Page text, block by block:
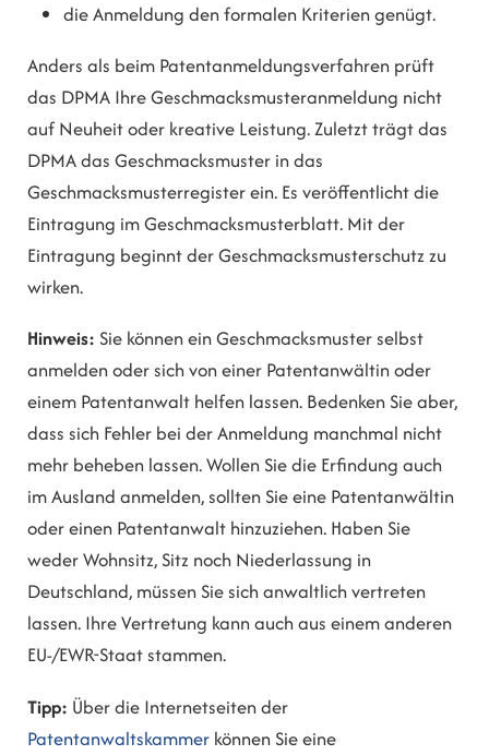
die Anmeldung den formalen Kriterien genügt.
Anders als beim Patentanmeldungsverfahren prüft
das DPMA Ihre Geschmacksmusteranmeldung nicht
auf Neuheit oder kreative Leistung. Zuletzt trägt das
DPMA das Geschmacksmuster in das
Geschmacksmusterregister ein. Es veröffentlicht die
Eintragung im Geschmacksmusterblatt. Mit der
Eintragung beginnt der Geschmacksmusterschutz zu
wirken.
Hinweis: Sie können ein Geschmacksmuster selbst
anmelden oder sich von einer Patentanwältin oder
einem Patentanwalt helfen lassen. Bedenken Sie aber,
dass sich Fehler bei der Anmeldung manchmal nicht
mehr beheben lassen. Wollen Sie die Erfindung auch
im Ausland anmelden, sollten Sie eine Patentanwältin
oder einen Patentanwalt hinzuziehen. Haben Sie
weder Wohnsitz, Sitz noch Niederlassung in
Deutschland, müssen Sie sich anwaltlich vertreten
lassen. Ihre Vertretung kann auch aus einem anderen
EU-/EWR-Staat stammen.
Tipp: Über die Internetseiten der
Patentanwaltskammer können Sie eine